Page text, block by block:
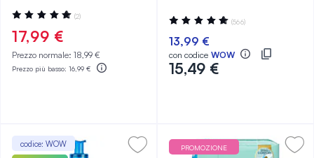
Valutazione:
100%
(2)
17,99 €
Prezzo normale: 18,99 €
Prezzo più basso: 16,99 €
Valutazione:
98%
(566)
13,99 €
con codice WOW
15,49 €
codice: WOW PROMOZIONE